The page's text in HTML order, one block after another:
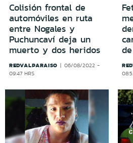
Colisión frontal de
automóviles en ruta
entre Nogales y
Puchuncaví deja un
muerto y dos heridos
REDVALPARAISO
06/08/2022 -
09:47 HRS